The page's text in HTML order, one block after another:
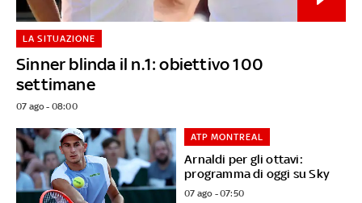
Sinner blinda il n.1: obiettivo 100
settimane
LA SITUAZIONE
07 ago - 08:00
Arnaldi per gli ottavi:
programma di oggi su Sky
ATP MONTREAL
07 ago - 07:50